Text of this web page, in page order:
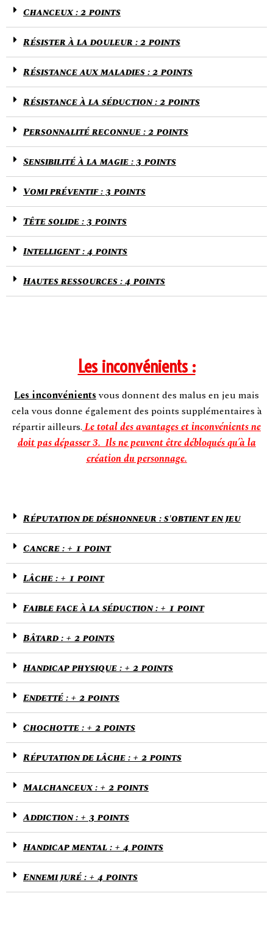
Chanceux : 2 points
Résister à la douleur : 2 points
Résistance aux maladies : 2 points
Résistance à la séduction : 2 points
Personnalité reconnue : 2 points
Sensibilité à la magie : 3 points
Vomi préventif : 3 points
Tête solide : 3 points
Intelligent : 4 points
Hautes ressources : 4 points
Les inconvénients :
Les inconvénientsvous donnent des malus en jeu mais
cela vous donne également des points supplémentaires à
répartir ailleurs. Le total des avantages et inconvénients ne
doit pas dépasser 3. Ils ne peuvent être débloqués qu’à la
création du personnage.
Réputation de déshonneur : s'obtient en jeu
Cancre : + 1 point
Lâche : + 1 point
Faible face à la séduction : + 1 point
Bâtard : + 2 points
Handicap physique : + 2 points
Endetté : + 2 points
Chochotte : + 2 points
Réputation de lâche : + 2 points
Malchanceux : + 2 points
Addiction : + 3 points
Handicap mental : + 4 points
Ennemi juré : + 4 points